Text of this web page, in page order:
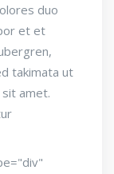
duo
et et
takimata ut
amet.